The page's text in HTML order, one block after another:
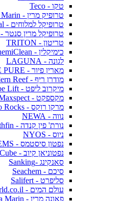
טקו - Teco
טרופיק מרין - Tropic Marin
טרופיקל למלוחים - Tropical
טרופיקל מרין סנטר - TMC
טריטון - TRITON
כימיקלין - ChemiClean
לגונה - LAGUNA
מארין פיור - MARINE PURE
מודרן ריף - Modern Reef
מיקרוב ליפט - Microbe Lift
מקספקט - Maxspect
מרקו רוקס - Marco Rocks
נווה - NEWA
נורת' פין קנדה - Northfin
ניוס - NYOS
נפטון סיסטמס - NEPTUNE SYSTEMS
נפטוניאן קיוב - Neptunian Cube
סאנקינג -Sanking
סיכם - Seachem
סליפרט - Salifert
עולם המים - AquaWorld.co.il
פאונה מרין - Fauna Marin